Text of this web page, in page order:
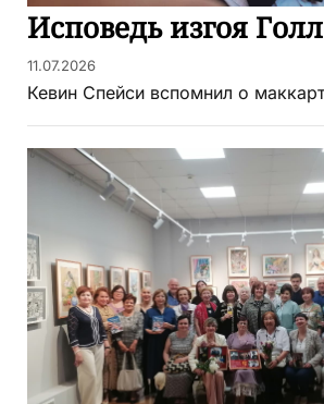
Исповедь изгоя
11.07.2026
Кевин Спейси вспомнил о